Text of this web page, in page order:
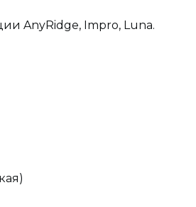
AnyRidge, Impro, Luna.